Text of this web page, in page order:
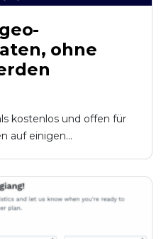
ohne
kostenlos und offen für
auf einigen...